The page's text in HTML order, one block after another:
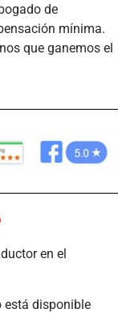
de
mínima.
que ganemos el
en el
está disponible